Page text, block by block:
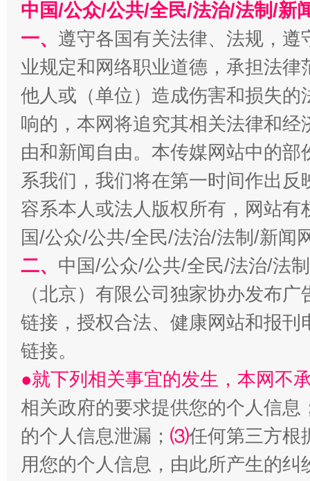
揭批美国五大"原罪" "炒
中国/公众/公共/全民/法治/法制/新
一、 遵守各国有关法律、法规，
业规定和网络职业道德，承担法
他人或（单位）造成伤害和损失
响的，本网将追究其相关法律和
由和新闻自由。本传媒网站中的
系我们，我们将在第一时间作出
容系本人或法人版权所有，网站
国/公众/公共/全民/法治/法制/新闻
二、 中国/公众/公共/全民/法治/法
（北京）有限公司独家协办发布
链接，授权合法、健康网站和报
链接。
●就下列相关事宜的发生，本网不
相关政府的要求提供您的个人信息
的个人信息泄漏； ⑶任何第三方根
用您的个人信息，由此所产生的纠